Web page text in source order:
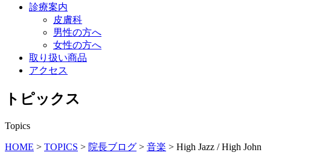
診療案内
皮膚科
男性の方へ
女性の方へ
取り扱い商品
アクセス
トピックス
Topics
HOME > TOPICS > 院長ブログ > 音楽 > High Jazz / High John